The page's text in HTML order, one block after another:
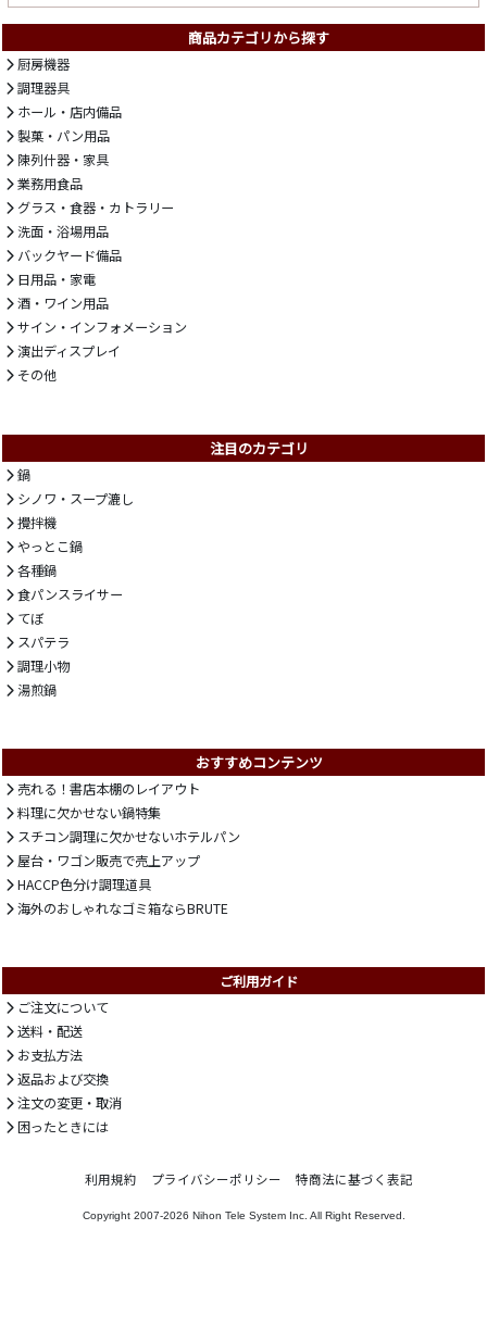
商品カテゴリから探す
厨房機器
調理器具
ホール・店内備品
製菓・パン用品
陳列什器・家具
業務用食品
グラス・食器・カトラリー
洗面・浴場用品
バックヤード備品
日用品・家電
酒・ワイン用品
サイン・インフォメーション
演出ディスプレイ
その他
注目のカテゴリ
鍋
シノワ・スープ漉し
攪拌機
やっとこ鍋
各種鍋
食パンスライサー
てぼ
スパテラ
調理小物
湯煎鍋
おすすめコンテンツ
売れる！書店本棚のレイアウト
料理に欠かせない鍋特集
スチコン調理に欠かせないホテルパン
屋台・ワゴン販売で売上アップ
HACCP色分け調理道具
海外のおしゃれなゴミ箱ならBRUTE
ご利用ガイド
ご注文について
送料・配送
お支払方法
返品および交換
注文の変更・取消
困ったときには
利用規約 プライバシーポリシー 特商法に基づく表記
Copyright 2007-2026 Nihon Tele System Inc. All Right Reserved.